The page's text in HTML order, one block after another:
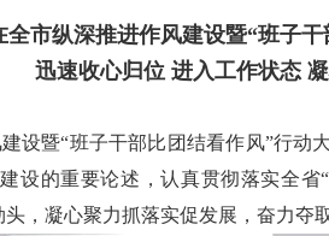
全市纵深推进作风建设暨“班子
迅速收心归位 进入工作状态
设暨“班子干部比团结看作风”行
设的重要论述，认真贯彻落实全
，凝心聚力抓落实促发展，奋力夺